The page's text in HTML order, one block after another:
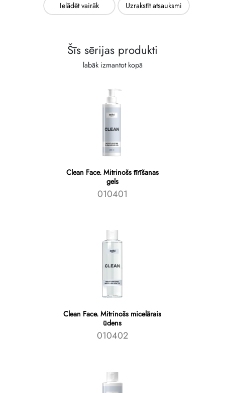
Ielādēt vairāk Uzrakstīt atsauksmi
Šīs sērijas produkti
labāk izmantot kopā
Clean Face. Mitrinošs tīrīšanas
gels
010401
Clean Face. Mitrinošs micelārais
ūdens
010402